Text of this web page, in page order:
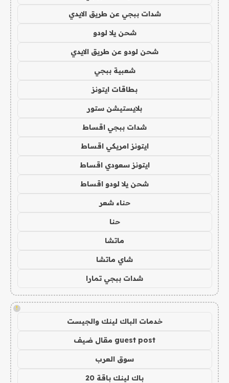
شدات ببجي عن طريق الايدي
شحن يلا لودو
شحن لودو عن طريق الايدي
شعبية ببجي
بطاقات ايتونز
بلايستيشن ستور
شدات ببجي اقساط
ايتونز امريكي اقساط
ايتونز سعودي اقساط
شحن يلا لودو اقساط
حناء شعر
حنا
ماتشا
شاي ماتشا
شدات ببجي تمارا
!
خدمات الباك لينك والجيست
guest post مقال ضيف
سوق العرب
باك لينك باقة 20